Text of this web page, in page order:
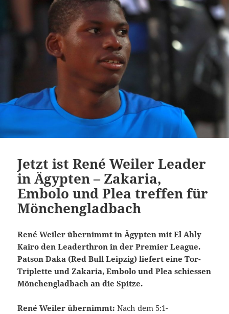
Jetzt ist René Weiler Leader
in Ägypten – Zakaria,
Embolo und Plea treffen für
Mönchengladbach
René Weiler übernimmt in Ägypten mit El Ahly
Kairo den Leaderthron in der Premier League.
Patson Daka (Red Bull Leipzig) liefert eine Tor-
Triplette und Zakaria, Embolo und Plea schiessen
Mönchengladbach an die Spitze.
René Weiler übernimmt:Nach dem 5:1-